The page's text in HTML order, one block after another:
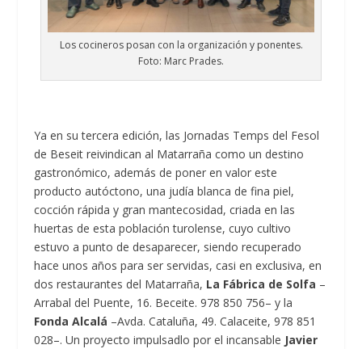
Los cocineros posan con la organización y ponentes.
Foto: Marc Prades.
Ya en su tercera edición, las Jornadas Temps del Fesol
de Beseit reivindican al Matarraña como un destino
gastronómico, además de poner en valor este
producto autóctono, una judía blanca de fina piel,
cocción rápida y gran mantecosidad, criada en las
huertas de esta población turolense, cuyo cultivo
estuvo a punto de desaparecer, siendo recuperado
hace unos años para ser servidas, casi en exclusiva, en
dos restaurantes del Matarraña, La Fábrica de Solfa –
Arrabal del Puente, 16. Beceite. 978 850 756– y la
Fonda Alcalá –Avda. Cataluña, 49. Calaceite, 978 851
028–. Un proyecto impulsadlo por el incansable Javier